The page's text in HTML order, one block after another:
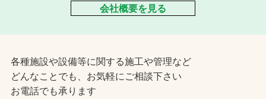
会社概要を見る
各種施設や設備等に関する施工や管理など
どんなことでも、お気軽にご相談下さい
お電話でも承ります